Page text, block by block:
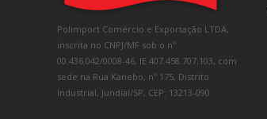
Polimport Comércio e Exportação LTDA,
inscrita no CNPJ/MF sob o nº
00.436.042/0008-46, IE 407.458.707.103, com
sede na Rua Kanebo, nº 175, Distrito
Industrial, Jundiaí/SP, CEP: 13213-090